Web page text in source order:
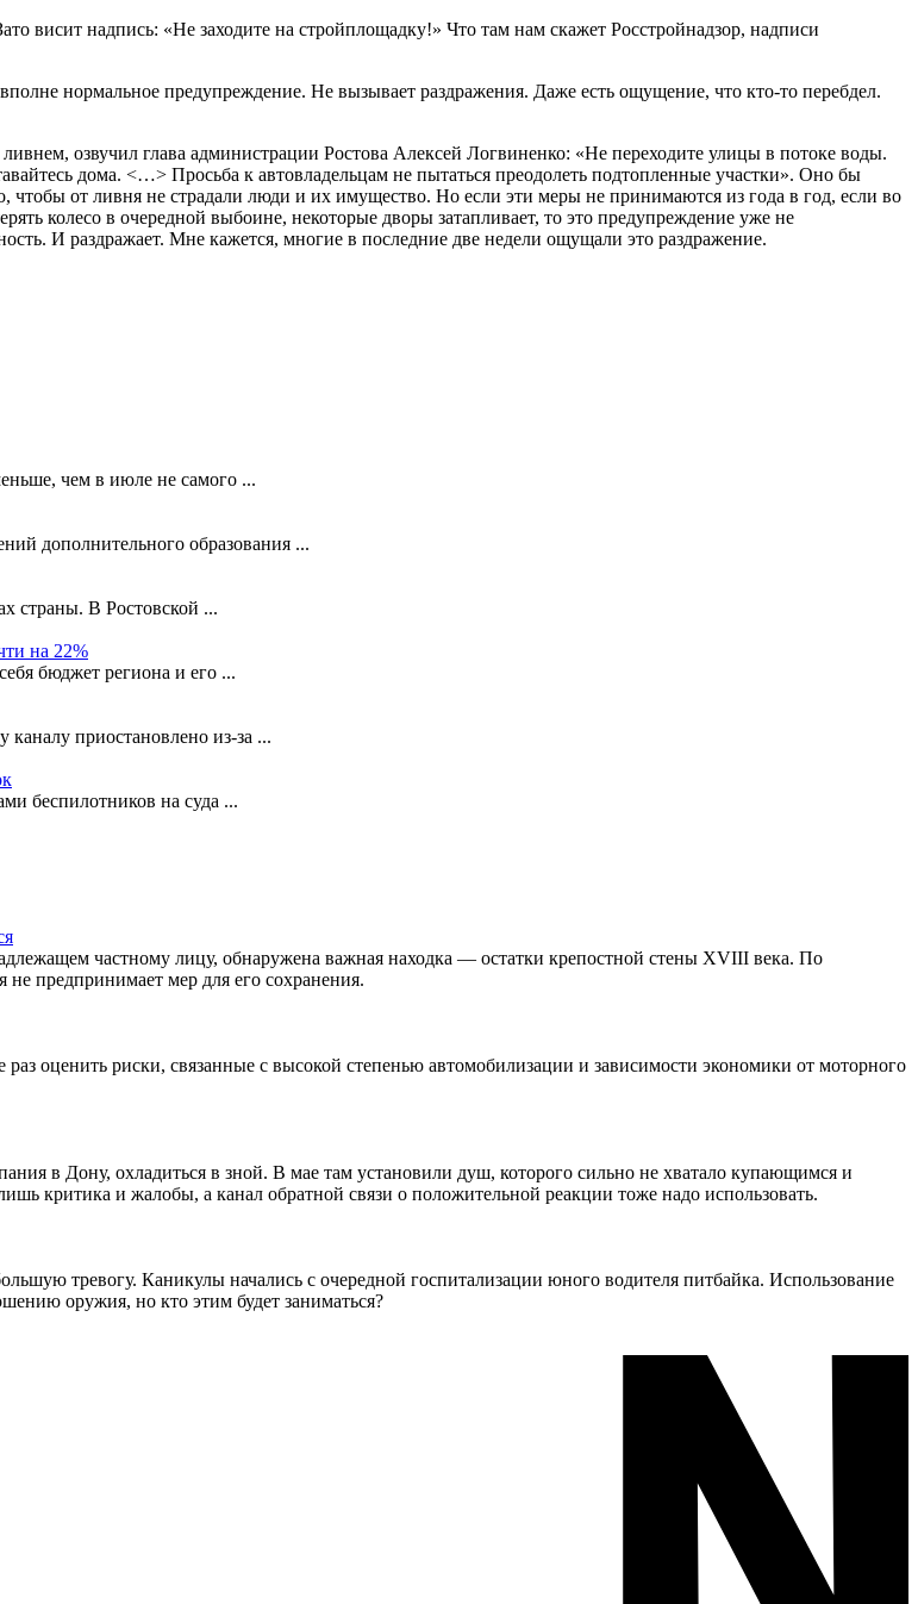
висит надпись: «Не заходите на стройплощадку!» Что там нам скажет Росстройнадзор, надписи
нормальное предупреждение. Не вызывает раздражения. Даже есть ощущение, что кто-то перебдел.
озвучил глава администрации Ростова Алексей Логвиненко: «Не переходите улицы в потоке воды.
дома. <…> Просьба к автовладельцам не пытаться преодолеть подтопленные участки». Оно бы
от ливня не страдали люди и их имущество. Но если эти меры не принимаются из года в год, если во
колесо в очередной выбоине, некоторые дворы затапливает, то это предупреждение уже не
И раздражает. Мне кажется, многие в последние две недели ощущали это раздражение.
чем в июле не самого ...
дополнительного образования ...
страны. В Ростовской ...
на 22%
бюджет региона и его ...
каналу приостановлено из-за ...
беспилотников на суда ...
частному лицу, обнаружена важная находка — остатки крепостной стены XVIII века. По
не предпринимает мер для его сохранения.
оценить риски, связанные с высокой степенью автомобилизации и зависимости экономики от моторного
в Дону, охладиться в зной. В мае там установили душ, которого сильно не хватало купающимся и
критика и жалобы, а канал обратной связи о положительной реакции тоже надо использовать.
тревогу. Каникулы начались с очередной госпитализации юного водителя питбайка. Использование
оружия, но кто этим будет заниматься?